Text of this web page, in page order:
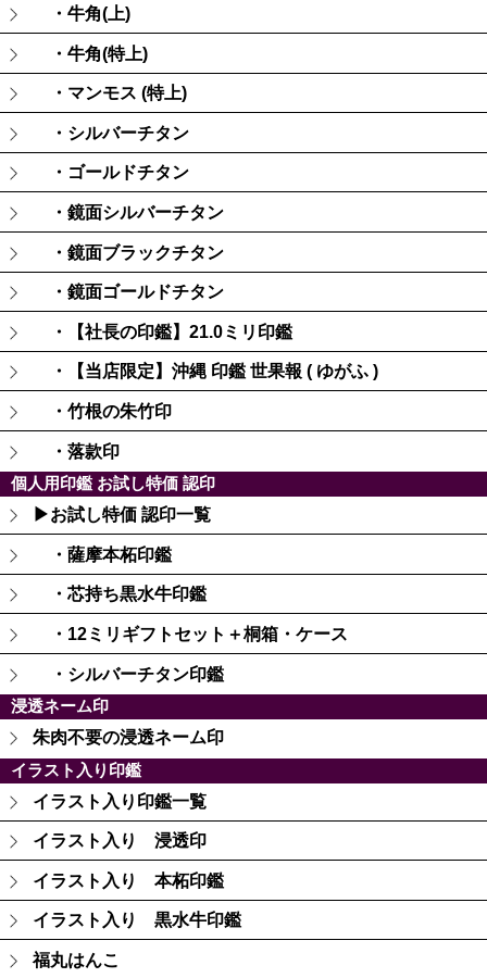
・牛角(上)
・牛角(特上)
・マンモス (特上)
・シルバーチタン
・ゴールドチタン
・鏡面シルバーチタン
・鏡面ブラックチタン
・鏡面ゴールドチタン
・【社長の印鑑】21.0ミリ印鑑
・【当店限定】沖縄 印鑑 世果報 ( ゆがふ )
・竹根の朱竹印
・落款印
個人用印鑑 お試し特価 認印
▶お試し特価 認印一覧
・薩摩本柘印鑑
・芯持ち黒水牛印鑑
・12ミリギフトセット＋桐箱・ケース
・シルバーチタン印鑑
浸透ネーム印
朱肉不要の浸透ネーム印
イラスト入り印鑑
イラスト入り印鑑一覧
イラスト入り 浸透印
イラスト入り 本柘印鑑
イラスト入り 黒水牛印鑑
福丸はんこ